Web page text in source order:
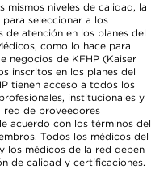
mismos niveles de calidad, la
seleccionar a los
de atención en los planes del
como lo hace para
negocios de KFHP (Kaiser
inscritos en los planes del
tienen acceso a todos los
institucionales y
red de proveedores
acuerdo con los términos del
Todos los médicos del
los médicos de la red deben
de calidad y certificaciones.